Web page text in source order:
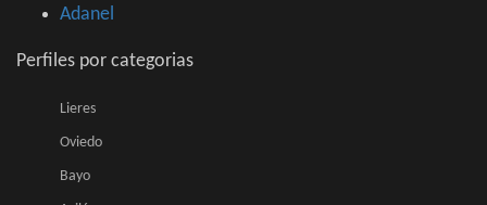
Adanel
Perfiles por categorias
Lieres
Oviedo
Bayo